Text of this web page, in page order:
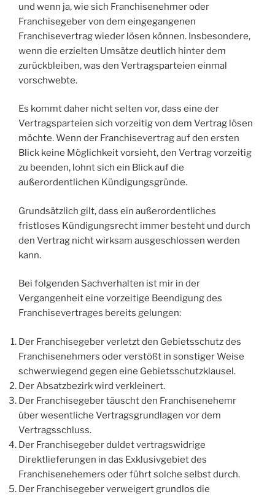
und wenn ja, wie sich Franchisenehmer oder
Franchisegeber von dem eingegangenen
Franchisevertrag wieder lösen können. Insbesondere,
wenn die erzielten Umsätze deutlich hinter dem
zurückbleiben, was den Vertragsparteien einmal
vorschwebte.
Es kommt daher nicht selten vor, dass eine der
Vertragsparteien sich vorzeitig von dem Vertrag lösen
möchte. Wenn der Franchisevertrag auf den ersten
Blick keine Möglichkeit vorsieht, den Vertrag vorzeitig
zu beenden, lohnt sich ein Blick auf die
außerordentlichen Kündigungsgründe.
Grundsätzlich gilt, dass ein außerordentliches
fristloses Kündigungsrecht immer besteht und durch
den Vertrag nicht wirksam ausgeschlossen werden
kann.
Bei folgenden Sachverhalten ist mir in der
Vergangenheit eine vorzeitige Beendigung des
Franchisevertrages bereits gelungen:
Der Franchisegeber verletzt den Gebietsschutz des
Franchisenehmers oder verstößt in sonstiger Weise
schwerwiegend gegen eine Gebietsschutzklausel.
Der Absatzbezirk wird verkleinert.
Der Franchisegeber täuscht den Franchisenehemr
über wesentliche Vertragsgrundlagen vor dem
Vertragsschluss.
Der Franchisegeber duldet vertragswidrige
Direktlieferungen in das Exklusivgebiet des
Franchisenehemers oder führt solche selbst durch.
Der Franchisegeber verweigert grundlos die